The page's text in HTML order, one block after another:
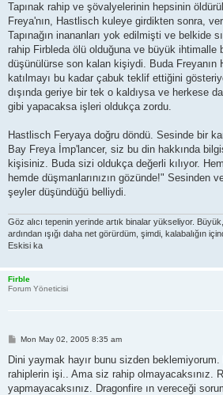
Tapınak rahip ve şövalyelerinin hepsinin
Freya'nın, Hastlisch kuleye girdikten sonra,
Tapınağın inananları yok edilmişti ve belkide
rahip Firbleda ölü olduğuna ve büyük ihtimalle
düşünülürse son kalan kişiydi. Buda Freyanın
katılmayı bu kadar çabuk teklif ettiğini
dışında geriye bir tek o kaldıysa ve herkese
gibi yapacaksa işleri oldukça zordu.
Hastlisch Feryaya doğru döndü. Sesinde bir
Bay Freya İmp'lancer, siz bu din hakkında
kişisiniz. Buda sizi oldukça değerli kılıyor.
hemde düşmanlarınızın gözünde!" Sesinden
şeyler düşündüğü belliydi.
Göz alıcı tepenin yerinde artık binalar yükseliyor.
ardından ışığı daha net görürdüm, şimdi, kalabalığın
Eskisi ka
Firble
Forum Yöneticisi
P
s
Mon May 02, 2005 8:35 am
Dini yaymak hayır bunu sizden
rahiplerin işi.. Ama siz rahip olmayacaksınız.
yapmayacaksınız. Dragonfire ın vereceği